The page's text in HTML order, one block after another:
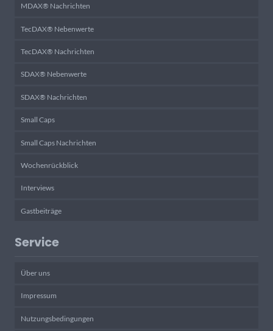
MDAX® Nachrichten
TecDAX® Nebenwerte
TecDAX® Nachrichten
SDAX® Nebenwerte
SDAX® Nachrichten
Small Caps
Small Caps Nachrichten
Wochenrückblick
Interviews
Gastbeiträge
Service
Über uns
Impressum
Nutzungsbedingungen